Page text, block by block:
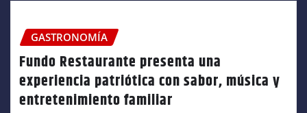
GASTRONOMÍA
Fundo Restaurante presenta una
experiencia patriótica con sabor, música y
entretenimiento familiar